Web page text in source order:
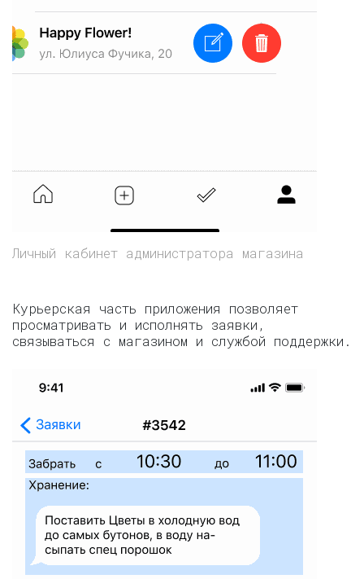
Личный кабинет администратора магазина
Курьерская часть приложения позволяет
просматривать и исполнять заявки,
связываться с магазином и службой поддержки.